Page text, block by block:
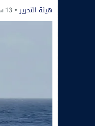
هيئة التحرير 13 سبتمبر 2025